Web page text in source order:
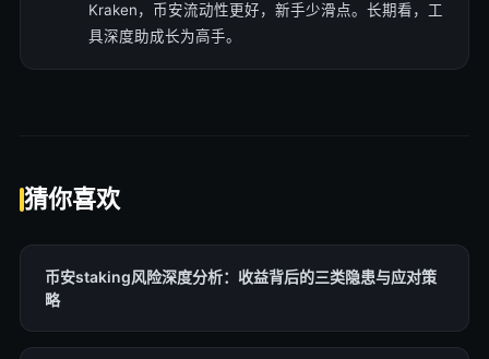
Kraken，币安流动性更好，新手少滑点。长期看，工
具深度助成长为高手。
猜你喜欢
币安staking风险深度分析：收益背后的三类隐患与应对策
略